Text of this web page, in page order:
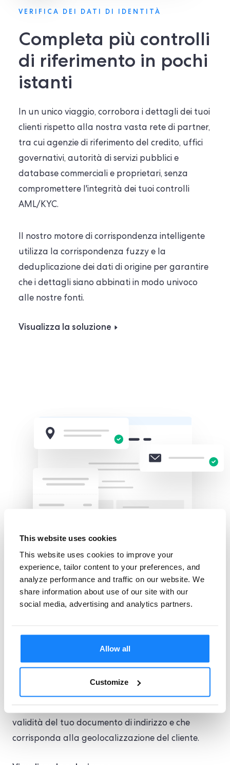
This website uses cookies
This website uses cookies to improve your
experience, tailor content to your preferences, and
analyze performance and traffic on our website. We
share information about use of our site with our
social media, advertising and analytics partners.
Allow all
Customize
VERIFICA DEI DATI DI IDENTITÀ
Completa più controlli
di riferimento in pochi
istanti
In un unico viaggio, corrobora i dettagli dei tuoi
clienti rispetto alla nostra vasta rete di partner,
tra cui agenzie di riferimento del credito, uffici
governativi, autorità di servizi pubblici e
database commerciali e proprietari, senza
compromettere l'integrità dei tuoi controlli
AML/KYC.
Il nostro motore di corrispondenza intelligente
utilizza la corrispondenza fuzzy e la
deduplicazione dei dati di origine per garantire
che i dettagli siano abbinati in modo univoco
alle nostre fonti.
Visualizza la soluzione
VERIFICA DELL'INDIRIZZO
Verifica gli indirizzi in
un unico flusso
Crea un flusso unico che acquisisca il
documento di identità, il selfie e la prova
validità del tuo documento di indirizzo e che
corrisponda alla geolocalizzazione del cliente.